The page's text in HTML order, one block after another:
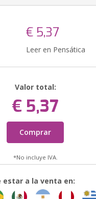
€ 5,37
Leer en Pensática
Valor total:
€ 5,37
Comprar
*No incluye IVA.
estar a la venta en: